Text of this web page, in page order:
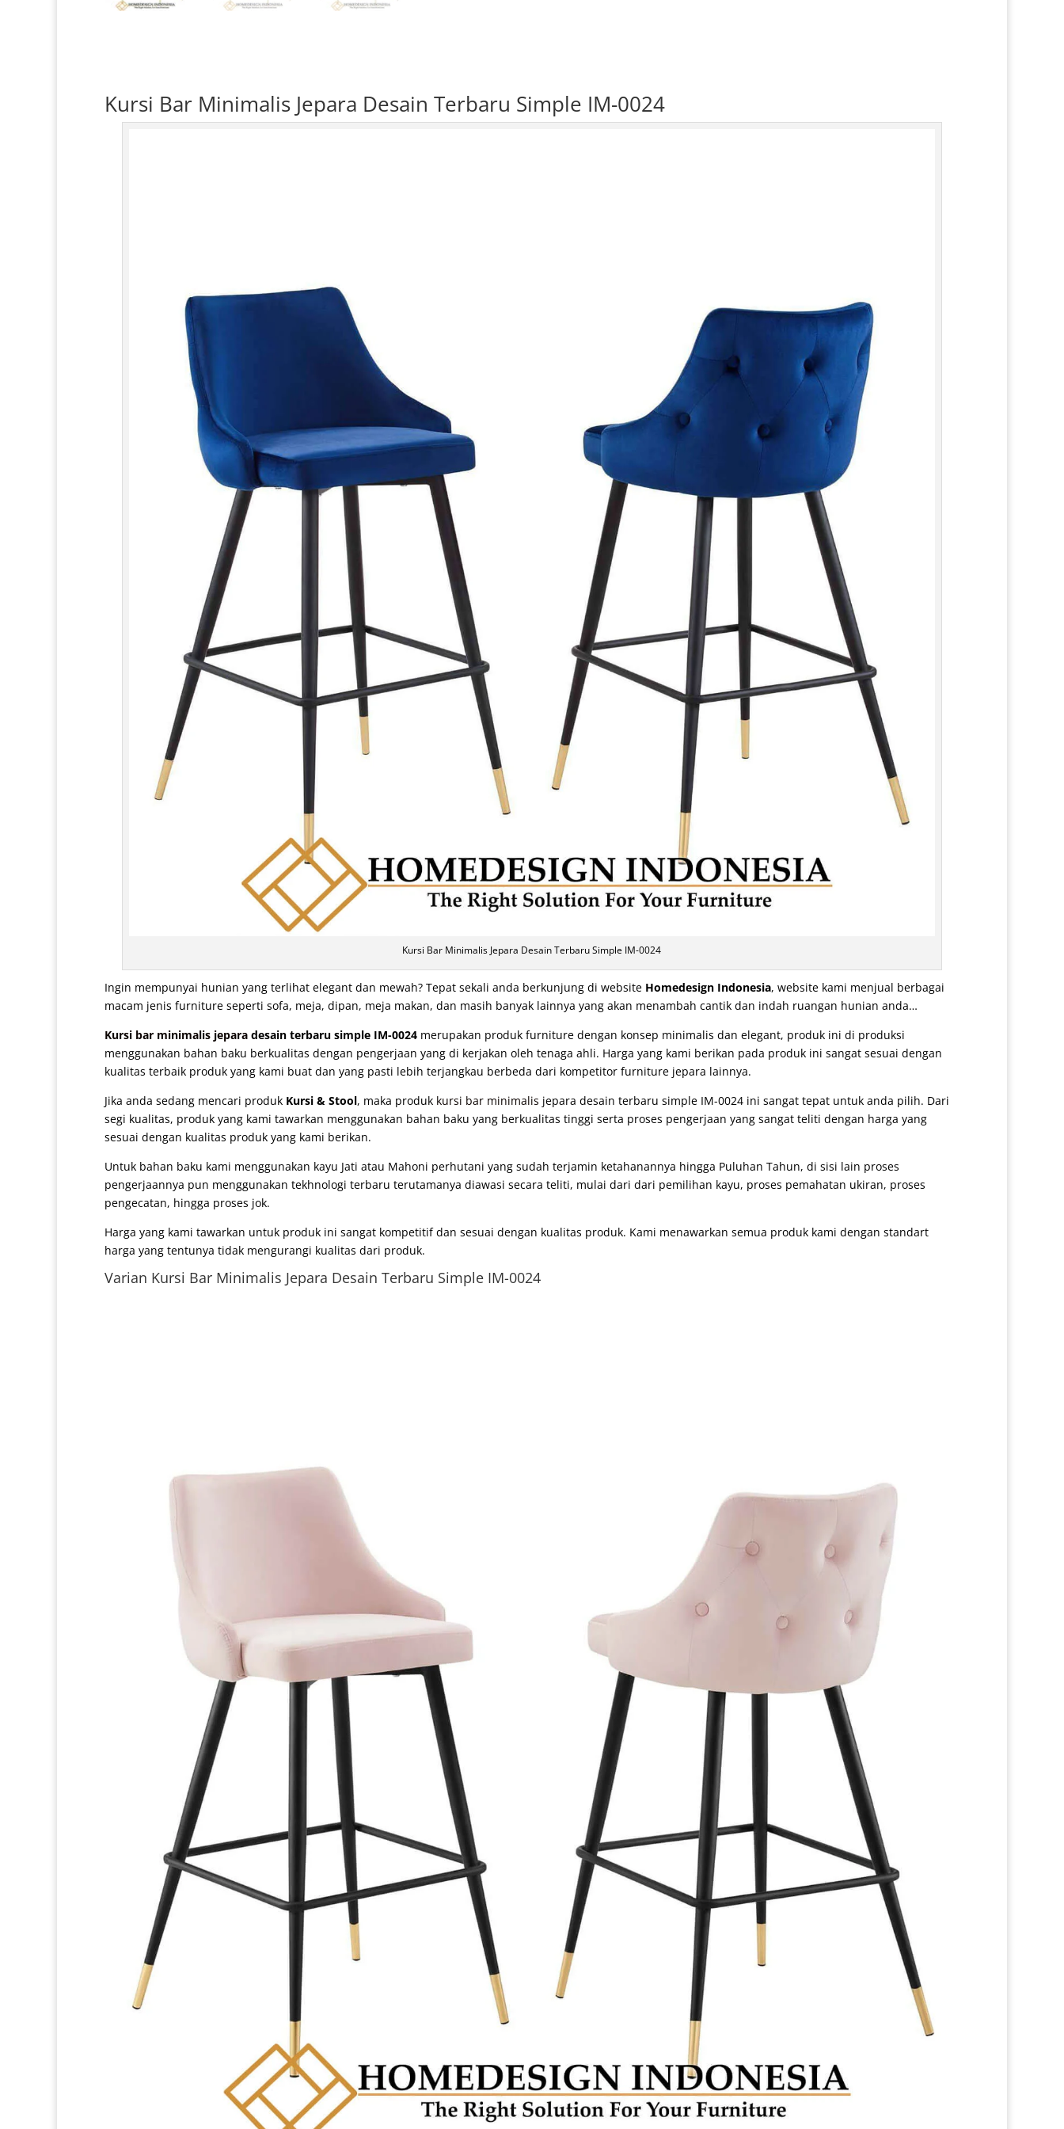
Kursi Bar Minimalis Jepara Desain Terbaru Simple IM-0024
Kursi Bar Minimalis Jepara Desain Terbaru Simple IM-0024
Ingin mempunyai hunian yang terlihat elegant dan mewah? Tepat sekali anda berkunjung di website Homedesign Indonesia, website kami menjual berbagai
macam jenis furniture seperti sofa, meja, dipan, meja makan, dan masih banyak lainnya yang akan menambah cantik dan indah ruangan hunian anda…
Kursi bar minimalis jepara desain terbaru simple IM-0024 merupakan produk furniture dengan konsep minimalis dan elegant, produk ini di produksi
menggunakan bahan baku berkualitas dengan pengerjaan yang di kerjakan oleh tenaga ahli. Harga yang kami berikan pada produk ini sangat sesuai dengan
kualitas terbaik produk yang kami buat dan yang pasti lebih terjangkau berbeda dari kompetitor furniture jepara lainnya.
Jika anda sedang mencari produk Kursi & Stool, maka produk kursi bar minimalis jepara desain terbaru simple IM-0024 ini sangat tepat untuk anda pilih. Dari
segi kualitas, produk yang kami tawarkan menggunakan bahan baku yang berkualitas tinggi serta proses pengerjaan yang sangat teliti dengan harga yang
sesuai dengan kualitas produk yang kami berikan.
Untuk bahan baku kami menggunakan kayu Jati atau Mahoni perhutani yang sudah terjamin ketahanannya hingga Puluhan Tahun, di sisi lain proses
pengerjaannya pun menggunakan tekhnologi terbaru terutamanya diawasi secara teliti, mulai dari dari pemilihan kayu, proses pemahatan ukiran, proses
pengecatan, hingga proses jok.
Harga yang kami tawarkan untuk produk ini sangat kompetitif dan sesuai dengan kualitas produk. Kami menawarkan semua produk kami dengan standart
harga yang tentunya tidak mengurangi kualitas dari produk.
Varian Kursi Bar Minimalis Jepara Desain Terbaru Simple IM-0024